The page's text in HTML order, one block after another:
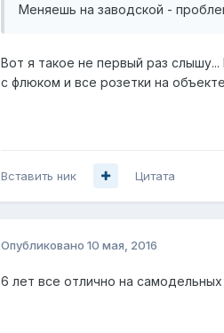
Меняешь на заводской -
Вот я такое не первый раз
с флюком и все розетки на
Вставить ник Цитата
Опубликовано 10 мая, 2016
6 лет все отлично на самодельных